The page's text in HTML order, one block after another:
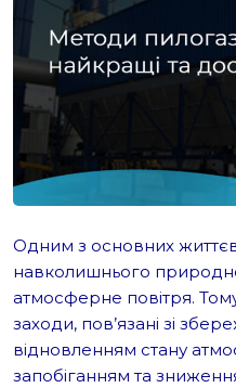
Одним з основних
навколишнього
атмосферне повітря.
заходи, пов’язані зі
відновленням стану
запобіганням та